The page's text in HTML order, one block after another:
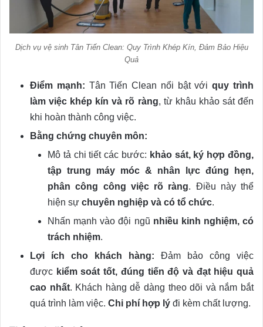
Dịch vụ vệ sinh Tân Tiến Clean: Quy Trình Khép Kín, Đảm Bảo Hiệu
Quả
Điểm mạnh: Tân Tiến Clean nổi bật vớiquy trình
làm việc khép kín và rõ ràng, từ khâu khảo sát đến
khi hoàn thành công việc.
Bằng chứng chuyên môn:
Mô tả chi tiết các bước: khảo sát, ký hợp đồng,
tập trung máy móc & nhân lực đúng hẹn,
phân công công việc rõ ràng. Điều này thể
hiện sự chuyên nghiệp và có tổ chức.
Nhấn mạnh vào đội ngũ nhiều kinh nghiệm, có
trách nhiệm.
Lợi ích cho khách hàng: Đảm bảo công việc
được kiểm soát tốt, đúng tiến độ và đạt hiệu quả
cao nhất. Khách hàng dễ dàng theo dõi và nắm bắt
quá trình làm việc. Chi phí hợp lý đi kèm chất lượng.